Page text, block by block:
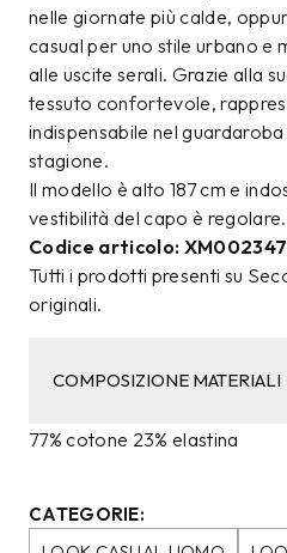
nelle giornate più calde,
casual per uno stile urbano e
alle uscite serali. Grazie alla
tessuto confortevole,
indispensabile nel
stagione.
Il modello è alto 187 cm e
vestibilità del capo è regolare.
Codice articolo:
Tutti i prodotti presenti su
originali.
COMPOSIZIONE MATERIALI
77% cotone 23% elastina
CATEGORIE: